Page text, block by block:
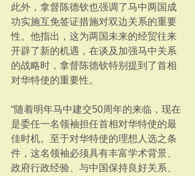
此外，拿督陈德钦也强调了马中两国成
功实施互免签证措施对双边关系的重要
性。他指出，这为两国未来的经贸往来
开辟了新的机遇，在谈及加强马中关系
的战略时，拿督陈德钦特别提到了首相
对华特使的重要性。
“随着明年马中建交50周年的来临，现在
是委任一名领袖担任首相对华特使的最
佳时机。至于对华特使的理想人选之条
件，这名领袖必须具有丰富学术背景、
政府行政经验、与中国保持良好关系、